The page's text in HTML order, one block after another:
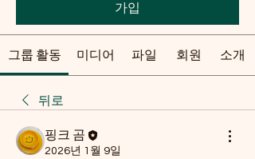
가입
그룹 활동 미디어 파일 회원 소개
뒤로
핑크 곰
2026년 1월 9일